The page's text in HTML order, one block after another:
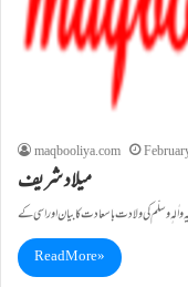
maqbooliya.com
میلاد شریف
Read More »